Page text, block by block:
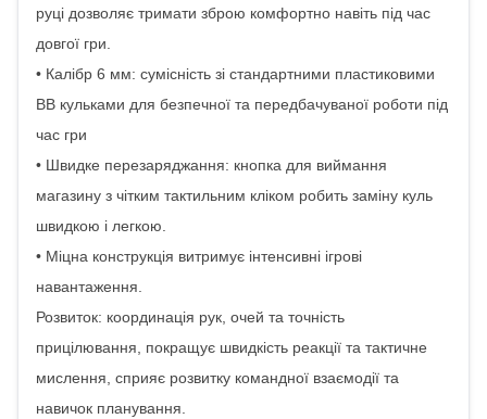
руці дозволяє тримати зброю комфортно навіть під час
довгої гри.
• Калібр 6 мм: сумісність зі стандартними пластиковими
BB кульками для безпечної та передбачуваної роботи під
час гри
• Швидке перезаряджання: кнопка для виймання
магазину з чітким тактильним кліком робить заміну куль
швидкою і легкою.
• Міцна конструкція витримує інтенсивні ігрові
навантаження.
Розвиток: координація рук, очей та точність
прицілювання, покращує швидкість реакції та тактичне
мислення, сприяє розвитку командної взаємодії та
навичок планування.